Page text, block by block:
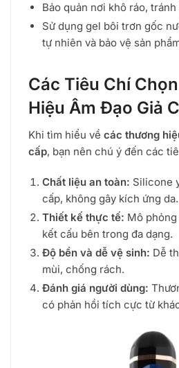
Bảo quản nơi khô ráo,
Sử dụng gel bôi trơn gốc
tự nhiên và bảo vệ sản
Các Tiêu Chí
Hiệu Âm Đạo Giả
Khi tìm hiểu về các thương
cấp, bạn nên chú ý đến các
Chất liệu an toàn: Silicone
cấp, không gây kích ứng da.
Thiết kế thực tế: Mô
kết cấu bên trong đa dạng.
Độ bền và dễ vệ sinh: Dễ
mùi, chống rách.
Đánh giá người dùng:
có phản hồi tích cực từ